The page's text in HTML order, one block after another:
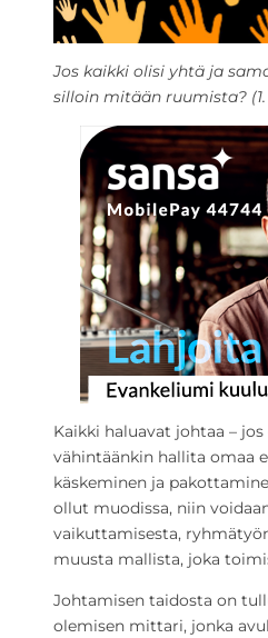
Jos kaikki olisi yhtä ja
silloin mitään ruumista? (1.
Kaikki haluavat johtaa –
vähintäänkin hallita omaa
käskeminen ja
ollut muodissa, niin
vaikuttamisesta,
muusta mallista, joka
Johtamisen taidosta on
olemisen mittari, jonka